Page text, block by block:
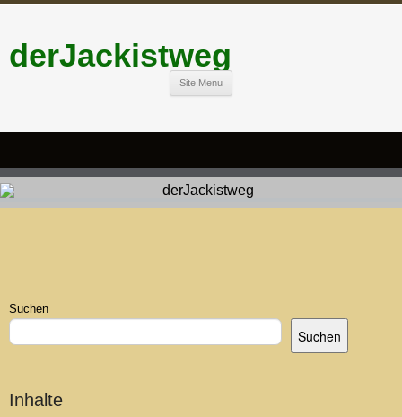
derJackistweg
Site Menu
Suchen
Suchen
Inhalte